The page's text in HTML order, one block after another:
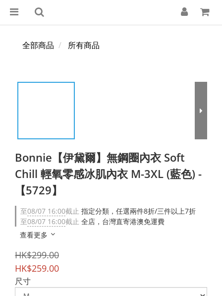
全部商品 所有商品
Bonnie【伊黛爾】無鋼圈內衣 Soft
Chill 輕氧零感冰肌內衣 M-3XL (藍色) -
【5729】
至08/07 16:00截止 指定分類，任選兩件8折/三件以上7折
至08/07 16:00截止 全店，台灣直寄港澳免運費
查看更多
HK$299.00
HK$259.00
尺寸